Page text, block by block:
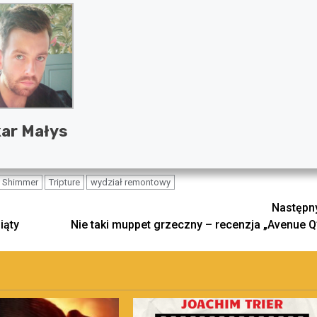
Małys
Shimmer Tripture wydział remontowy
Nie taki muppet grzeczny – recenzja „Avenue